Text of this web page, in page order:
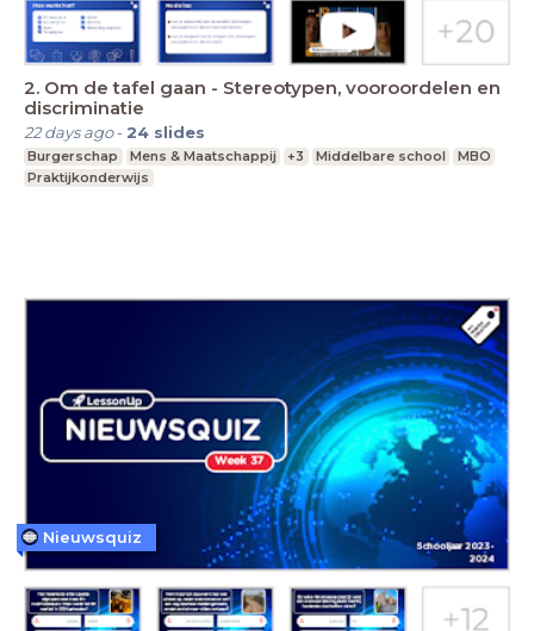
2. Om de tafel gaan - Stereotypen, vooroordelen en
discriminatie
22 days ago- 24 slides
Burgerschap Mens & Maatschappij +3 Middelbare school
MBO
Praktijkonderwijs
Nieuwsquiz